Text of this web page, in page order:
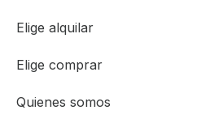
Elige alquilar
Elige comprar
Quienes somos